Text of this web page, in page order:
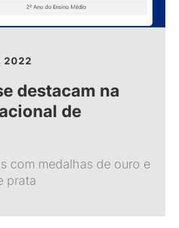
2022
destacam na
de
com medalhas de ouro e
prata